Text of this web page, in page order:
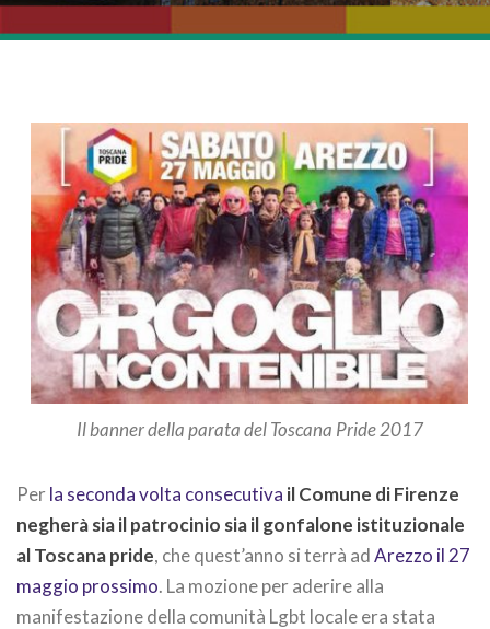
Il banner della parata del Toscana Pride 2017
Perla seconda volta consecutiva il Comune di Firenze
negherà sia il patrocinio sia il gonfalone istituzionale
al Toscana pride, che quest’anno si terrà adArezzo il 27
maggio prossimo. La mozione per aderire alla
manifestazione della comunità Lgbt locale era stata